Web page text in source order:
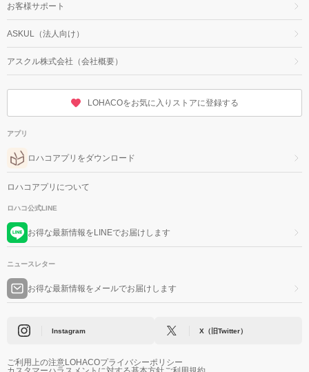
お客様サポート
ASKUL（法人向け）
アスクル株式会社（会社概要）
LOHACOをお気に入りストアに登録する
アプリ
ロハコアプリをダウンロード
ロハコアプリについて
ロハコ公式LINE
お得な最新情報をLINEでお届けします
ニュースレター
お得な最新情報をメールでお届けします
Instagram X（旧Twitter）
ご利用上の注意LOHACOプライバシーポリシー